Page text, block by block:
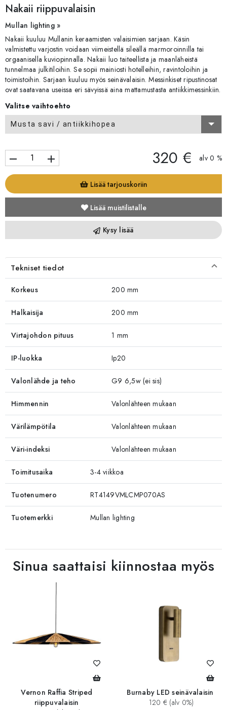
Nakaii riippuvalaisin
Mullan lighting »
Nakaii kuuluu Mullanin keraamisten valaisimien sarjaan. Käsin
valmistettu varjostin voidaan viimeistellä sileällä marmoroinnilla tai
orgaanisella kuviopinnalla. Nakaii luo taiteellista ja maanläheistä
tunnelmaa julkitiloihin. Se sopii mainiosti hotelleihin, ravintoloihin ja
toimistoihin. Sarjaan kuuluu myös seinävalaisin. Messinkiset ripustinosat
ovat saatavana useissa eri sävyissä aina mattamustasta antiikkimessinkiin.
Valitse vaihtoehto
Musta savi / antiikkihopea
remove add 320 € alv 0 %
Lisää tarjouskoriin
Lisää muistilistalle
Kysy lisää
Tekniset tiedot
Korkeus 200 mm
Halkaisija 200 mm
Virtajohdon pituus 1 mm
IP-luokka Ip20
Valonlähde ja teho G9 6,5w (ei sis)
Himmennin Valonlähteen mukaan
Värilämpötila Valonlähteen mukaan
Väri-indeksi Valonlähteen mukaan
Toimitusaika 3-4 viikkoa
Tuotenumero RT4149VMLCMP070AS
Tuotemerkki Mullan lighting
Sinua saattaisi kiinnostaa myös
Vernon Raffia Striped
riippuvalaisin
Burnaby LED seinävalaisin
120 € (alv 0%)